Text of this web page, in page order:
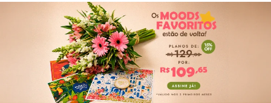
Se você está procurando um presente mais completo e cheio de sabor para
aquela pessoa querida, a Giuliana Flores tem as sugestões ideais. Confira
nossas coleções exclusivas de de cestas de café da manhã, cestas de café da
tarde, cestas de chocolate ou cestas de flores, que são perfeitas para
eternizar os melhores momentos.
Não conseguiu encontrar o mimo ideal para emocionar aquela pessoa
querida? Não precisa se preocupar. Para essas situações existe a seção
"monte seu presente"da Giuliana Flores. Nela, você poderá usar toda a
criatividade para combinar joias, flores, bebidas e quitutes para ter uma